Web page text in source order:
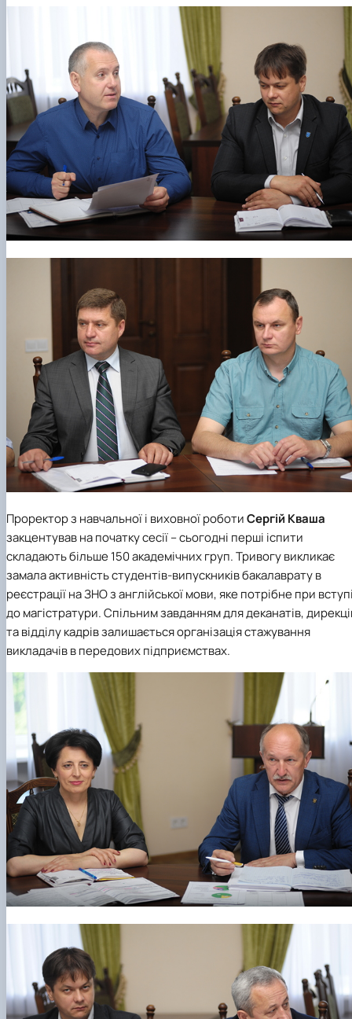
Проректор з навчальної і виховної роботиСергій Кваша
закцентував на початку сесії – сьогодні перші іспити
складають більше 150 академічних груп. Тривогу викликає
замала активність студентів-випускників бакалаврату в
реєстрації на ЗНО з англійської мови, яке потрібне при
до магістратури. Спільним завданням для деканатів,
та відділу кадрів залишається організація стажування
викладачів в передових підприємствах.